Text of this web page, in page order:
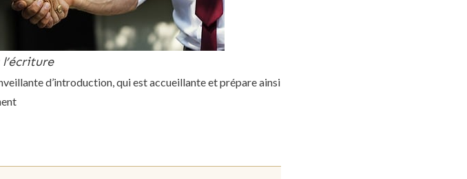
d’introduction, qui est accueillante et prépare ainsi